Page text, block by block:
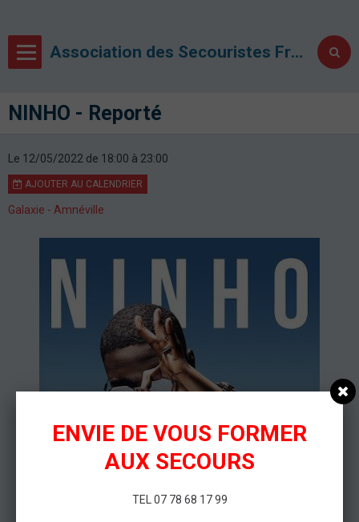
Association des Secouristes Français Croix Blanche de Metz
NINHO - Reporté
Le 12/05/2022 de 18:00 à 23:00
AJOUTER AU CALENDRIER
Galaxie - Amnéville
ENVIE DE VOUS FORMER
AUX SECOURS
TEL 07 78 68 17 99